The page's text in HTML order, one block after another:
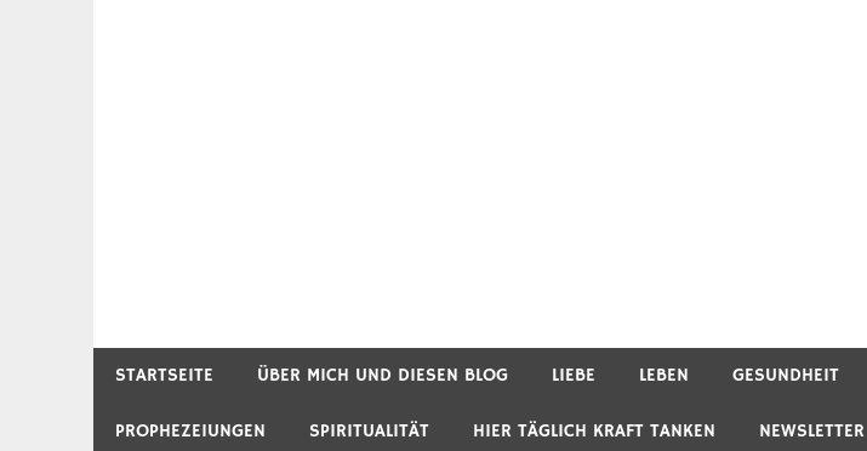
STARTSEITE ÜBER MICH UND DIESEN BLOG LIEBE LEBEN GESUNDHEIT
PROPHEZEIUNGEN SPIRITUALITÄT HIER TÄGLICH KRAFT TANKEN NEWSLETTER